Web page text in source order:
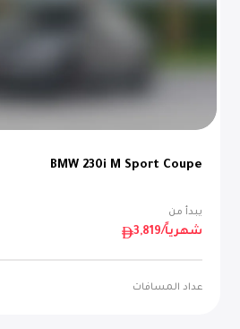
BMW 230i M Sport Coupe
يبدأ من
3,819 /شهرياً
عداد المسافات